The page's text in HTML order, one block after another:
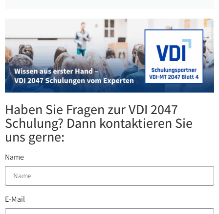
Haben Sie Fragen zur VDI 2047
Schulung? Dann kontaktieren Sie
uns gerne:
Name
E-Mail